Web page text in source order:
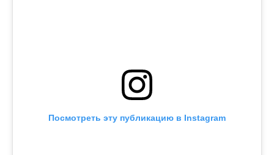
Посмотреть эту публикацию в Instagram